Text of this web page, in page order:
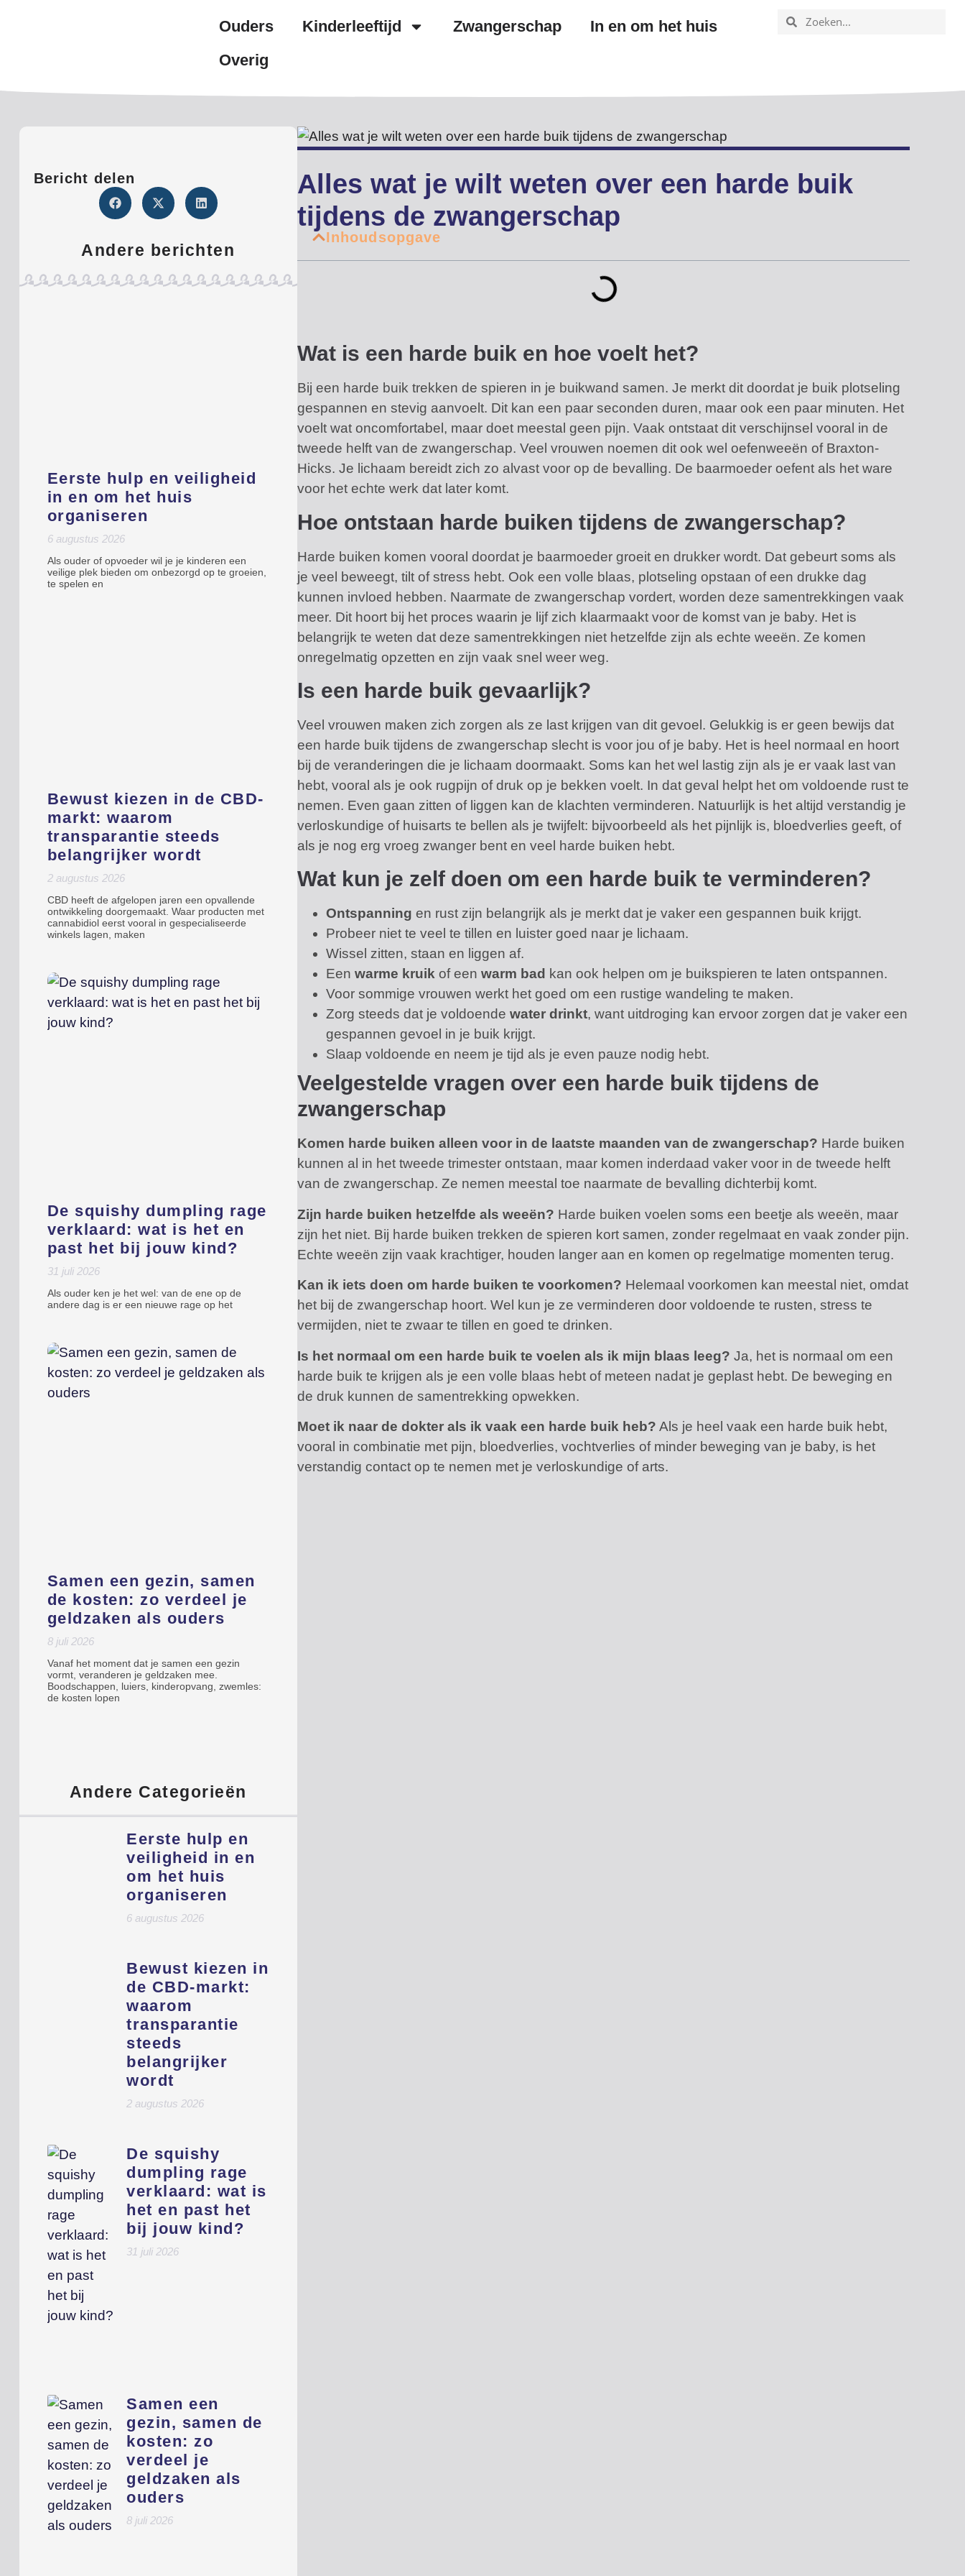
Ouders Kinderleeftijd Zwangerschap
In en om het huis
Overig
Bericht delen
Andere berichten
Eerste hulp en veiligheid
in en om het huis
organiseren
6 augustus 2026
Als ouder of opvoeder wil je je kinderen een
veilige plek bieden om onbezorgd op te groeien,
te spelen en
Bewust kiezen in de CBD-
markt: waarom
transparantie steeds
belangrijker wordt
2 augustus 2026
CBD heeft de afgelopen jaren een opvallende
ontwikkeling doorgemaakt. Waar producten met
cannabidiol eerst vooral in gespecialiseerde
winkels lagen, maken
De squishy dumpling rage
verklaard: wat is het en
past het bij jouw kind?
31 juli 2026
Als ouder ken je het wel: van de ene op de
andere dag is er een nieuwe rage op het
Samen een gezin, samen
de kosten: zo verdeel je
geldzaken als ouders
8 juli 2026
Vanaf het moment dat je samen een gezin
vormt, veranderen je geldzaken mee.
Boodschappen, luiers, kinderopvang, zwemles:
de kosten lopen
Andere Categorieën
Eerste hulp en
veiligheid in en
om het huis
organiseren
6 augustus 2026
Bewust kiezen in
de CBD-markt:
waarom
transparantie
steeds
belangrijker
wordt
2 augustus 2026
De squishy
dumpling rage
verklaard: wat is
het en past het
bij jouw kind?
31 juli 2026
Samen een
gezin, samen de
kosten: zo
verdeel je
geldzaken als
ouders
8 juli 2026
Alles wat je wilt weten over een harde buik
tijdens de zwangerschap
Inhoudsopgave
Wat is een harde buik en hoe voelt het?
Bij een harde buik trekken de spieren in je buikwand samen. Je merkt dit doordat je buik plotseling
gespannen en stevig aanvoelt. Dit kan een paar seconden duren, maar ook een paar minuten. Het
voelt wat oncomfortabel, maar doet meestal geen pijn. Vaak ontstaat dit verschijnsel vooral in de
tweede helft van de zwangerschap. Veel vrouwen noemen dit ook wel oefenweeën of Braxton-
Hicks. Je lichaam bereidt zich zo alvast voor op de bevalling. De baarmoeder oefent als het ware
voor het echte werk dat later komt.
Hoe ontstaan harde buiken tijdens de zwangerschap?
Harde buiken komen vooral doordat je baarmoeder groeit en drukker wordt. Dat gebeurt soms als
je veel beweegt, tilt of stress hebt. Ook een volle blaas, plotseling opstaan of een drukke dag
kunnen invloed hebben. Naarmate de zwangerschap vordert, worden deze samentrekkingen vaak
meer. Dit hoort bij het proces waarin je lijf zich klaarmaakt voor de komst van je baby. Het is
belangrijk te weten dat deze samentrekkingen niet hetzelfde zijn als echte weeën. Ze komen
onregelmatig opzetten en zijn vaak snel weer weg.
Is een harde buik gevaarlijk?
Veel vrouwen maken zich zorgen als ze last krijgen van dit gevoel. Gelukkig is er geen bewijs dat
een harde buik tijdens de zwangerschap slecht is voor jou of je baby. Het is heel normaal en hoort
bij de veranderingen die je lichaam doormaakt. Soms kan het wel lastig zijn als je er vaak last van
hebt, vooral als je ook rugpijn of druk op je bekken voelt. In dat geval helpt het om voldoende rust te
nemen. Even gaan zitten of liggen kan de klachten verminderen. Natuurlijk is het altijd verstandig je
verloskundige of huisarts te bellen als je twijfelt: bijvoorbeeld als het pijnlijk is, bloedverlies geeft, of
als je nog erg vroeg zwanger bent en veel harde buiken hebt.
Wat kun je zelf doen om een harde buik te verminderen?
Ontspanning en rust zijn belangrijk als je merkt dat je vaker een gespannen buik krijgt.
Probeer niet te veel te tillen en luister goed naar je lichaam.
Wissel zitten, staan en liggen af.
Een warme kruikof een warm bad kan ook helpen om je buikspieren te laten ontspannen.
Voor sommige vrouwen werkt het goed om een rustige wandeling te maken.
Zorg steeds dat je voldoende water drinkt, want uitdroging kan ervoor zorgen dat je vaker een
gespannen gevoel in je buik krijgt.
Slaap voldoende en neem je tijd als je even pauze nodig hebt.
Veelgestelde vragen over een harde buik tijdens de
zwangerschap
Komen harde buiken alleen voor in de laatste maanden van de zwangerschap? Harde buiken
kunnen al in het tweede trimester ontstaan, maar komen inderdaad vaker voor in de tweede helft
van de zwangerschap. Ze nemen meestal toe naarmate de bevalling dichterbij komt.
Zijn harde buiken hetzelfde als weeën? Harde buiken voelen soms een beetje als weeën, maar
zijn het niet. Bij harde buiken trekken de spieren kort samen, zonder regelmaat en vaak zonder pijn.
Echte weeën zijn vaak krachtiger, houden langer aan en komen op regelmatige momenten terug.
Kan ik iets doen om harde buiken te voorkomen? Helemaal voorkomen kan meestal niet, omdat
het bij de zwangerschap hoort. Wel kun je ze verminderen door voldoende te rusten, stress te
vermijden, niet te zwaar te tillen en goed te drinken.
Is het normaal om een harde buik te voelen als ik mijn blaas leeg? Ja, het is normaal om een
harde buik te krijgen als je een volle blaas hebt of meteen nadat je geplast hebt. De beweging en
de druk kunnen de samentrekking opwekken.
Moet ik naar de dokter als ik vaak een harde buik heb? Als je heel vaak een harde buik hebt,
vooral in combinatie met pijn, bloedverlies, vochtverlies of minder beweging van je baby, is het
verstandig contact op te nemen met je verloskundige of arts.